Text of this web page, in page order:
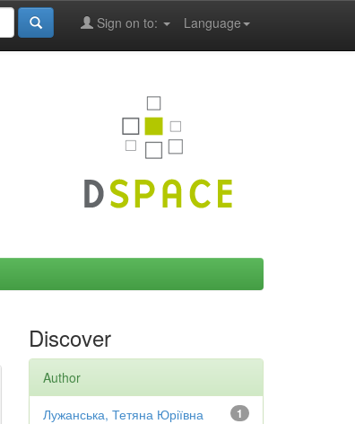
Language
Sign on to:
Discover
Author
1
Лужанська, Тетяна Юріївна